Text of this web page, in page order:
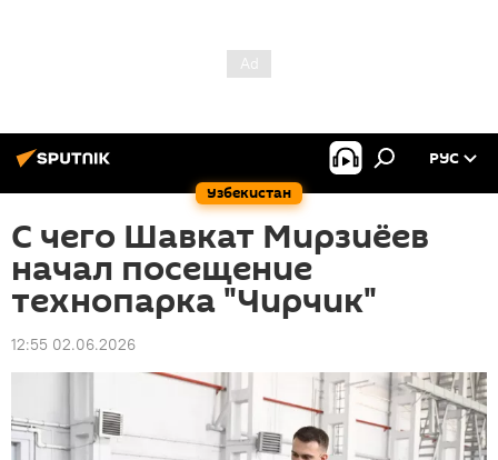
Узбекистан
РУС
С чего Шавкат Мирзиёев
начал посещение
технопарка "Чирчик"
12:55 02.06.2026